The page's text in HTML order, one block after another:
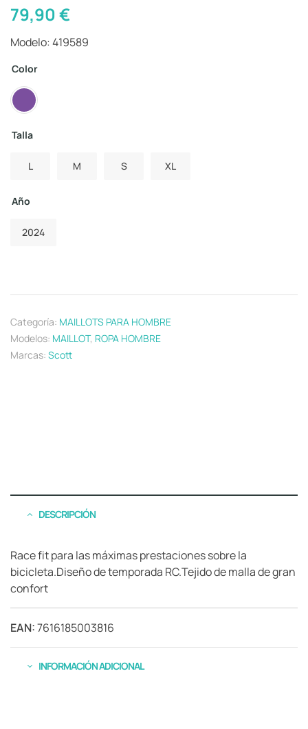
79,90€
Modelo: 419589
Color
Talla
L M S XL
Año
2024
Categoría: MAILLOTS PARA HOMBRE
Modelos: MAILLOT, ROPA HOMBRE
Marcas: Scott
DESCRIPCIÓN
Race fit para las máximas prestaciones sobre la
bicicleta.Diseño de temporada RC.Tejido de malla de gran
confort
EAN:7616185003816
INFORMACIÓN ADICIONAL